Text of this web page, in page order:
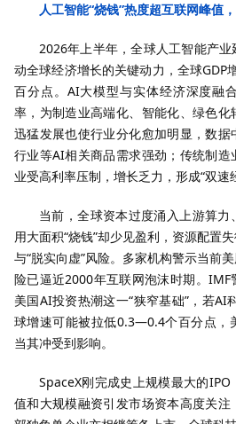
人工智能“烧钱”热度超互联网峰值
2026年上半年，全球人工智能产
动全球经济增长的关键动力，全球GDP
百分点。AI大模型与实体经济深度融
率，为制造业高端化、智能化、绿色
迅猛发展也使行业分化愈加明显，数
行业等AI相关商品需求强劲；传统制
业受高利率压制，增长乏力，形成“双速
当前，全球资本过度涌入上游算
用大面积“烧钱”却少见盈利，资源配置
与“脱实向虚”风险。多家机构警示当前
险已逼近2000年互联网泡沫时期。
美国AI投资热潮这一“狭窄基础”，若AI
球增速可能被拉低0.3—0.4个百分点，
当其冲受到影响。
SpaceX刚完成史上规模最大的
值和大规模融资引发市场资本高度关